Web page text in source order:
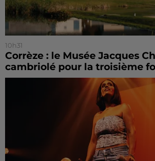
10h31
Corrèze : le Musée Jacques
cambriolé pour la troisième